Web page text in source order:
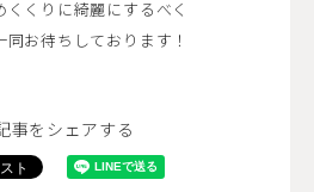
くりに綺麗にするべく
お待ちしております！
事をシェアする